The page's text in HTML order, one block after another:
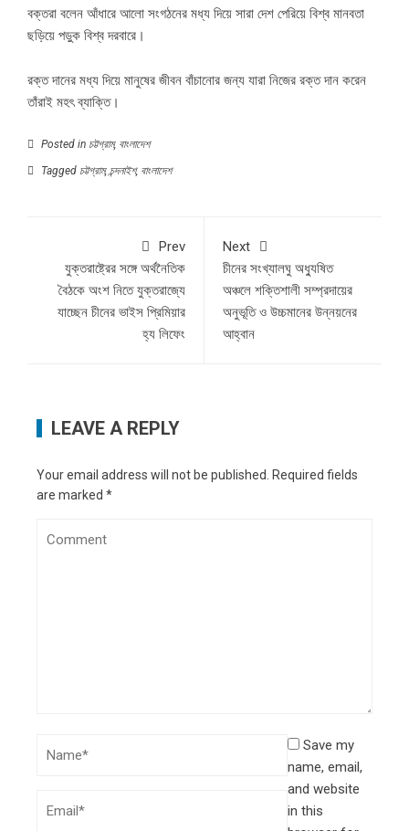
বক্তরা বলেন আঁধারে আলো সংগঠনের মধ্য দিয়ে সারা দেশ পেরিয়ে বিশ্ব মানবতা
ছড়িয়ে পড়ুক বিশ্ব দরবারে।
রক্ত দানের মধ্য দিয়ে মানুষের জীবন বাঁচানোর জন্য যারা নিজের রক্ত দান করেন
তাঁরাই মহৎ ব্যাক্তি।
Posted in চট্টগ্রাম, বাংলাদেশ
Tagged চট্টগ্রাম,চন্দনাইশ, বাংলাদেশ
Prev
যুক্তরাষ্ট্রের সঙ্গে অর্থনৈতিক
বৈঠকে অংশ নিতে যুক্তরাজ্যে
যাচ্ছেন চীনের ভাইস প্রিমিয়ার
হ্য লিফেং
Next
চীনের সংখ্যালঘু অধ্যুষিত
অঞ্চলে শক্তিশালী সম্প্রদায়ের
অনুভূতি ও উচ্চমানের উন্নয়নের
আহ্বান
LEAVE A REPLY
Your email address will not be published. Required fields
are marked *
Save my
name, email,
and website
in this